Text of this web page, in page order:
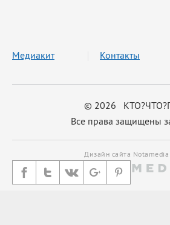
© 2026
Все права защищены
Медиакит Контакты
Дизайн сайта